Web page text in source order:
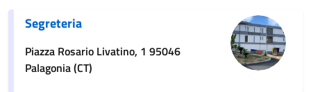
Segreteria
Piazza Rosario Livatino, 1 95046
Palagonia (CT)